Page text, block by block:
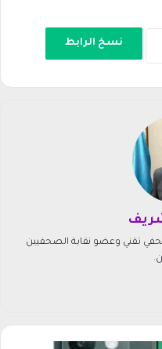
نسخ الرابط
تقني وعضو نقابة الصحفيين